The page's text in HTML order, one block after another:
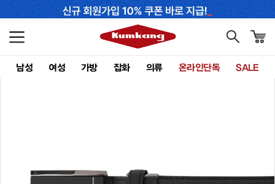
남성 여성 가방 잡화 의류 온라인단독 SALE